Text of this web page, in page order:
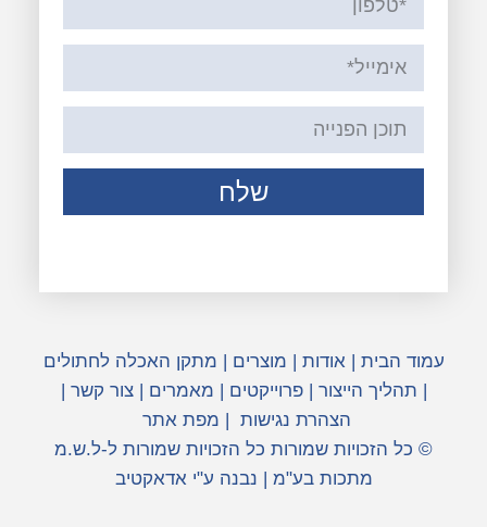
שלח
עמוד הבית |אודות מוצרים
מתקן האכלה לחתולים
תהליך הייצור |פרוייקטים מאמרים |צור קשר
הצהרת נגישות
מפת אתר
© כל הזכויות שמורות כל הזכויות שמורות ל-ל.ש.מ
מתכות בע"מ | נבנה ע"י אדאקטיב